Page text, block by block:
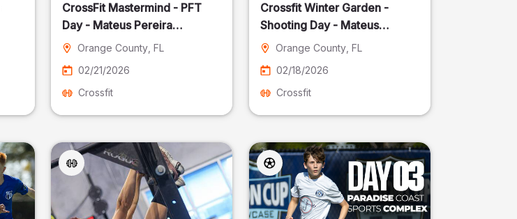
CrossFit Mastermind - PFT
Day - Mateus Pereira
Fotografia
Orange County , FL
02/21/2026
Crossfit
Crossfit Winter Garden -
Shooting Day - Mateus
Pereira Fotografia
Orange County, FL
02/18/2026
Crossfit